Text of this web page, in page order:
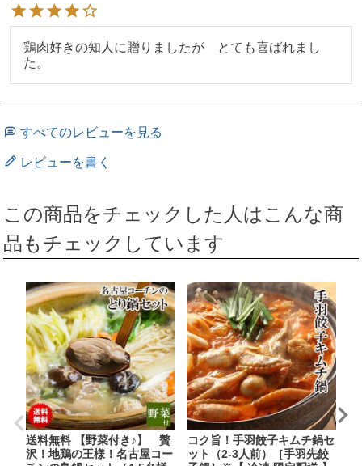
鶏肉好きの知人に贈りましたが　とても喜ばれまし
た。
すべてのレビューを見る
レビューを書く
この商品をチェックした人はこんな商
品もチェックしています
送料無料 【野菜付き♪】 贅
沢！地鶏の王様！名古屋コー
コク旨！手羽餃子キムチ鍋セ
ット（2-3人前）［手羽先餃